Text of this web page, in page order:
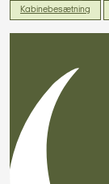
Kabinebesætning